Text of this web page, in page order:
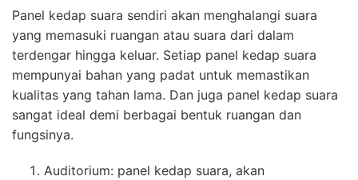
Panel kedap suara sendiri akan menghalangi suara
yang memasuki ruangan atau suara dari dalam
terdengar hingga keluar. Setiap panel kedap suara
mempunyai bahan yang padat untuk memastikan
kualitas yang tahan lama. Dan juga panel kedap suara
sangat ideal demi berbagai bentuk ruangan dan
fungsinya.
Auditorium: panel kedap suara, akan